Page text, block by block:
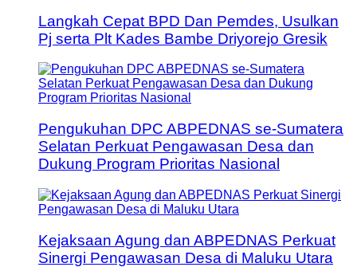
Langkah Cepat BPD Dan Pemdes, Usulkan
Pj serta Plt Kades Bambe Driyorejo Gresik
Pengukuhan DPC ABPEDNAS se-Sumatera
Selatan Perkuat Pengawasan Desa dan
Dukung Program Prioritas Nasional
Kejaksaan Agung dan ABPEDNAS Perkuat
Sinergi Pengawasan Desa di Maluku Utara